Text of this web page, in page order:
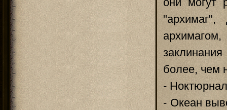
более, чем
-
- Океан